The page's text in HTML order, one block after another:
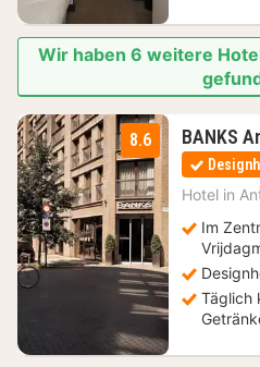
Wir haben 6 weitere
8.6 BANKS
Hotel in
Im
Täglich